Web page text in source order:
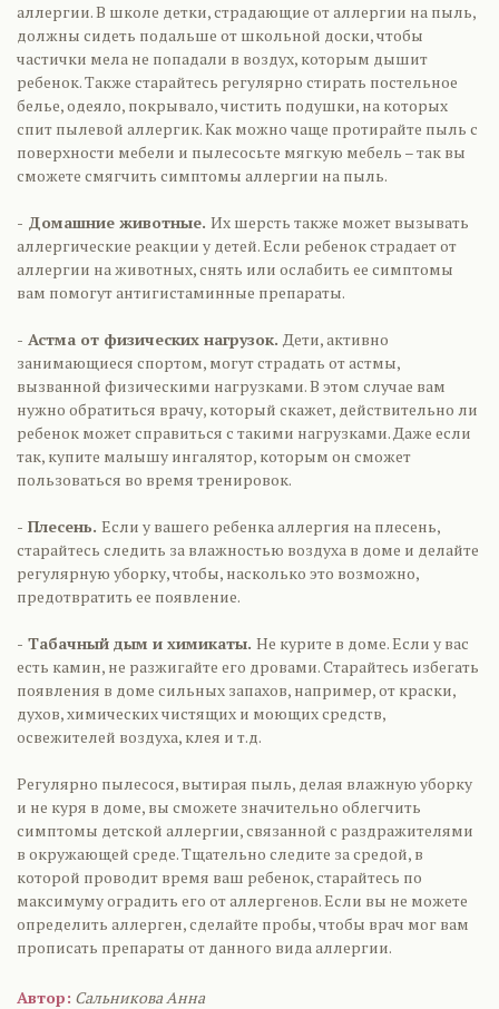
аллергии. В школе детки, страдающие от аллергии на пыль,
должны сидеть подальше от школьной доски, чтобы
частички мела не попадали в воздух, которым дышит
ребенок. Также старайтесь регулярно стирать постельное
белье, одеяло, покрывало, чистить подушки, на которых
спит пылевой аллергик. Как можно чаще протирайте пыль с
поверхности мебели и пылесосьте мягкую мебель – так вы
сможете смягчить симптомы аллергии на пыль.
- Домашние животные. Их шерсть также может вызывать
аллергические реакции у детей. Если ребенок страдает от
аллергии на животных, снять или ослабить ее симптомы
вам помогут антигистаминные препараты.
- Астма от физических нагрузок. Дети, активно
занимающиеся спортом, могут страдать от астмы,
вызванной физическими нагрузками. В этом случае вам
нужно обратиться врачу, который скажет, действительно ли
ребенок может справиться с такими нагрузками. Даже если
так, купите малышу ингалятор, которым он сможет
пользоваться во время тренировок.
- Плесень. Если у вашего ребенка аллергия на плесень,
старайтесь следить за влажностью воздуха в доме и делайте
регулярную уборку, чтобы, насколько это возможно,
предотвратить ее появление.
- Табачный дым и химикаты. Не курите в доме. Если у вас
есть камин, не разжигайте его дровами. Старайтесь избегать
появления в доме сильных запахов, например, от краски,
духов, химических чистящих и моющих средств,
освежителей воздуха, клея и т.д.
Регулярно пылесося, вытирая пыль, делая влажную уборку
и не куря в доме, вы сможете значительно облегчить
симптомы детской аллергии, связанной с раздражителями
в окружающей среде. Тщательно следите за средой, в
которой проводит время ваш ребенок, старайтесь по
максимуму оградить его от аллергенов. Если вы не можете
определить аллерген, сделайте пробы, чтобы врач мог вам
прописать препараты от данного вида аллергии.
Автор: Сальникова Анна